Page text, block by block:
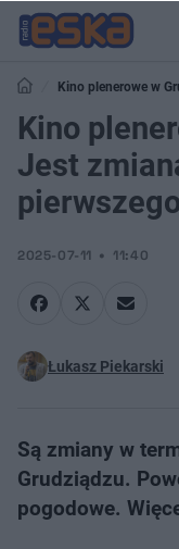
Kino plenerowe w
Kino
Jest
2025-07-11 11:40
Łukasz Piekarski
Są zmiany w
Grudziądzu.
pogodowe.